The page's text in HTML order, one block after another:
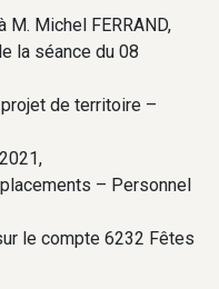
M. Michel FERRAND,
la séance du 08
de territoire –
– Personnel
le compte 6232 Fêtes